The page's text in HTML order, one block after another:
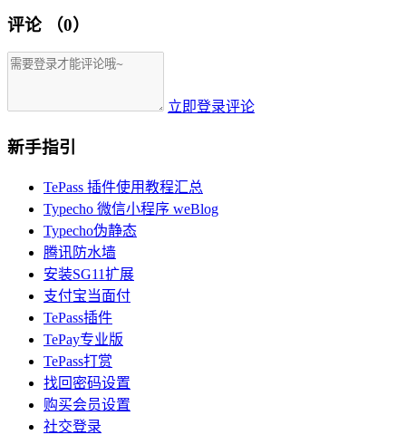
评论 （0）
立即登录评论
新手指引
TePass 插件使用教程汇总
Typecho 微信小程序 weBlog
Typecho伪静态
腾讯防水墙
安装SG11扩展
支付宝当面付
TePass插件
TePay专业版
TePass打赏
找回密码设置
购买会员设置
社交登录